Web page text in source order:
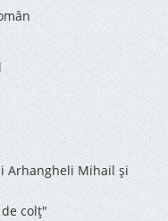
Arhangheli Mihail și
colţ"